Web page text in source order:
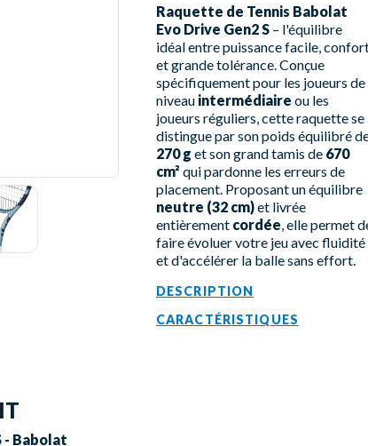
Raquette de Tennis Babolat
Evo Drive Gen2 S – l'équilibre
idéal entre puissance facile,
et grande tolérance. Conçue
spécifiquement pour les joueurs de
niveau intermédiaire ou les
joueurs réguliers, cette raquette se
distingue par son poids équilibré
270 g et son grand tamis de 670
cm² qui pardonne les erreurs de
placement. Proposant un équilibre
neutre (32 cm)et livrée
entièrement cordée, elle permet
faire évoluer votre jeu avec fluidité
et d'accélérer la balle sans effort.
DESCRIPTION
CARACTÉRISTIQUES
- Babolat